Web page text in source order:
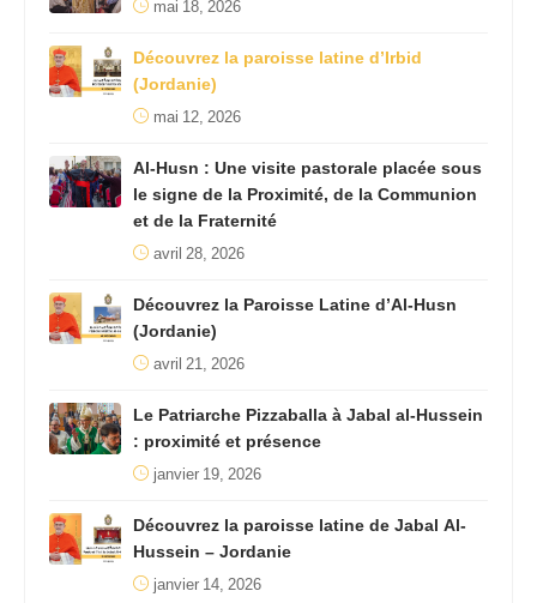
mai 18, 2026
Découvrez la paroisse latine d’Irbid
(Jordanie)
mai 12, 2026
Al-Husn : Une visite pastorale placée sous
le signe de la Proximité, de la Communion
et de la Fraternité
avril 28, 2026
Découvrez la Paroisse Latine d’Al-Husn
(Jordanie)
avril 21, 2026
Le Patriarche Pizzaballa à Jabal al-Hussein
: proximité et présence
janvier 19, 2026
Découvrez la paroisse latine de Jabal Al-
Hussein – Jordanie
janvier 14, 2026